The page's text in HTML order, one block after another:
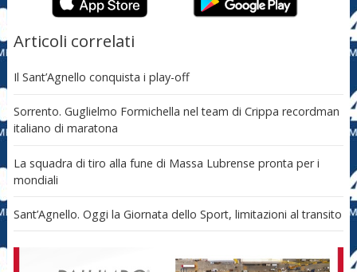
Articoli correlati
Il Sant’Agnello conquista i play-off
Sorrento. Guglielmo Formichella nel team di Crippa recordman
italiano di maratona
La squadra di tiro alla fune di Massa Lubrense pronta per i
mondiali
Sant’Agnello. Oggi la Giornata dello Sport, limitazioni al transito